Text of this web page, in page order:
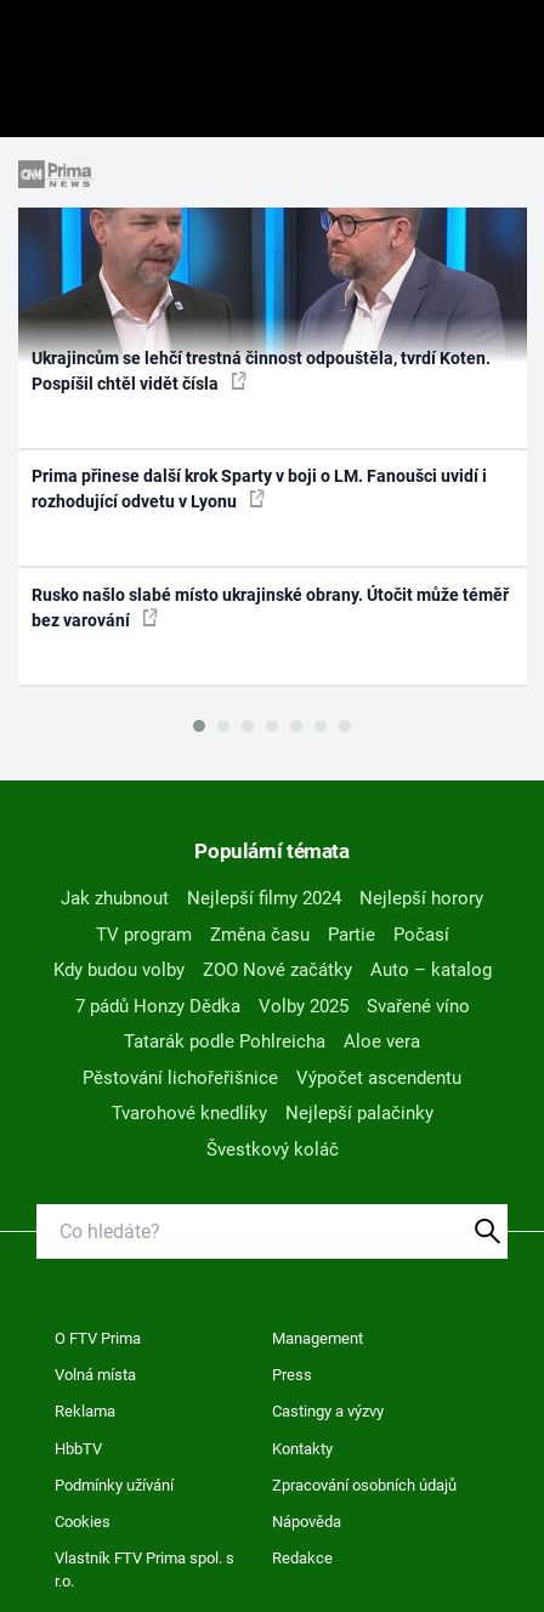
Ukrajincům se lehčí trestná činnost odpouštěla, tvrdí Koten.
Pospíšil chtěl vidět čísla
Prima přinese další krok Sparty v boji o LM. Fanoušci uvidí i
rozhodující odvetu v Lyonu
Rusko našlo slabé místo ukrajinské obrany. Útočit může téměř
bez varování
Populární témata
Jak zhubnout Nejlepší filmy 2024
Nejlepší horory
TV program
Změna času Partie
Počasí
Kdy budou volby
ZOO Nové začátky
Auto – katalog
7 pádů Honzy Dědka
Volby 2025
Svařené víno
Tatarák podle Pohlreicha
Aloe vera
Pěstování lichořeřišnice
Výpočet ascendentu
Tvarohové knedlíky
Nejlepší palačinky
Švestkový koláč
O FTV Prima Management
Volná místa Press
Reklama Castingy a výzvy
HbbTV Kontakty
Podmínky užívání Zpracování osobních údajů
Cookies Nápověda
Vlastník FTV Prima spol. s
r.o.
Redakce